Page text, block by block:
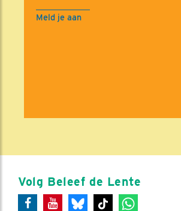
Meld je aan
Volg Beleef de Lente